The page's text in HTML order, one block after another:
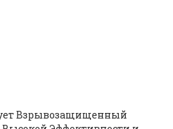
Взрывозащищенный